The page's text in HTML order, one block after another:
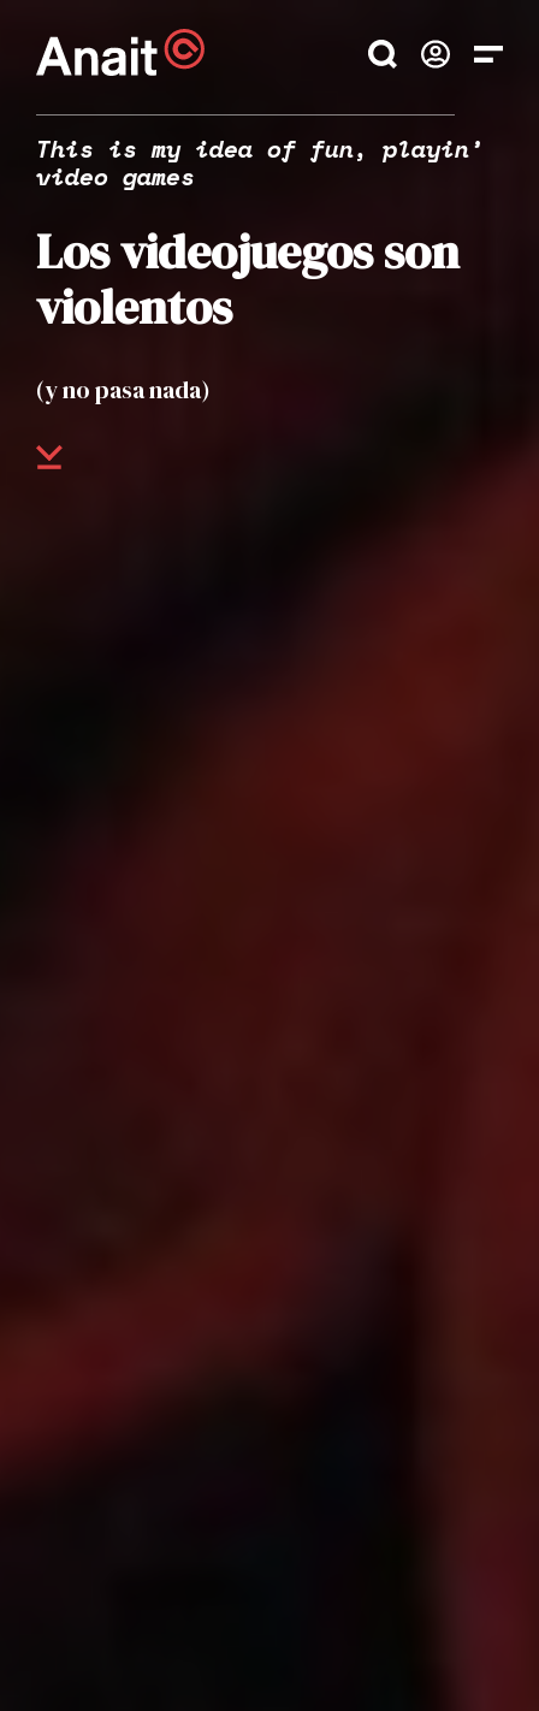
This is my idea of fun, playin’
video games
Los videojuegos son
violentos
(y no pasa nada)